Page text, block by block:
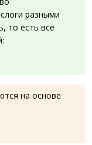
разными
то есть все
на основе